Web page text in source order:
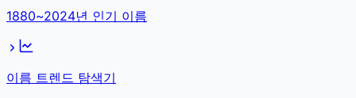
1880~2024년 인기 이름
이름 트렌드 탐색기